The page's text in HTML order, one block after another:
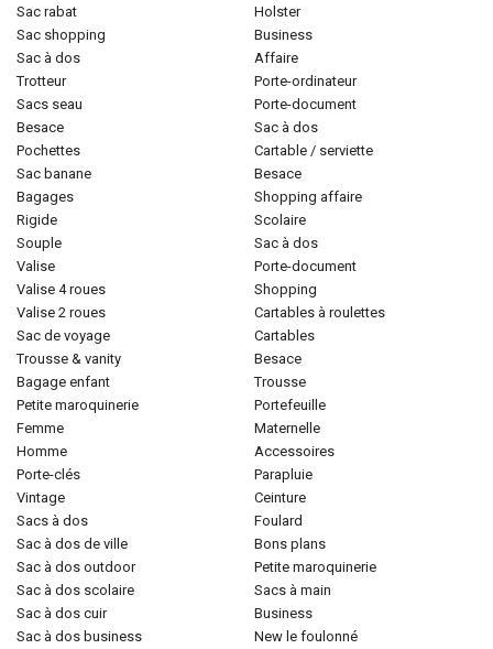
sac rabat
sac shopping
sac à dos
trotteur
sacs seau
besace
pochettes
sac banane
bagages
rigide
souple
valise
valise 4 roues
valise 2 roues
sac de voyage
trousse & vanity
bagage enfant
petite maroquinerie
femme
homme
porte-clés
vintage
sacs à dos
sac à dos de ville
sac à dos outdoor
sac à dos scolaire
sac à dos cuir
sac à dos business
holster
business
affaire
porte-ordinateur
porte-document
sac à dos
cartable / serviette
besace
shopping affaire
scolaire
sac à dos
porte-document
shopping
cartables à roulettes
cartables
besace
trousse
portefeuille
maternelle
accessoires
parapluie
ceinture
foulard
bons plans
petite maroquinerie
sacs à main
business
new le foulonné